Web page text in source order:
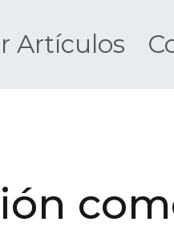
Artículos